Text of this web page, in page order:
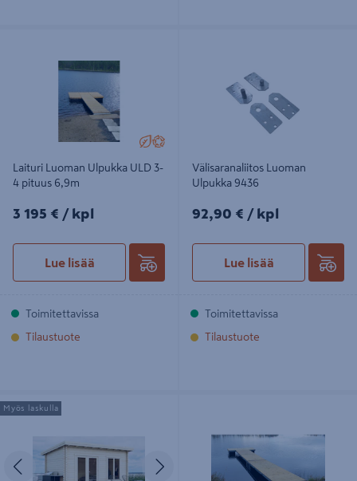
Laituri Luoman Ulpukka ULD 3-
4 pituus 6,9m
3195€/kpl
3 195 € / kpl
Lue lisää
Toimitettavissa
Tilaustuote
Välisaranaliitos Luoman
Ulpukka 9436
92,90€/kpl
92,90 € / kpl
Lue lisää
Toimitettavissa
Tilaustuote
Vierasmaja Luoman Kiiruna 15m²
seinävahvuus 70mm
Edellinen
Myös laskulla